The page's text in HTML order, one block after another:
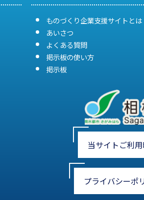
ものづくり企業支援サイトとは
あいさつ
よくある質問
掲示板の使い方
掲示板
当サイトご利
プライバシーポ